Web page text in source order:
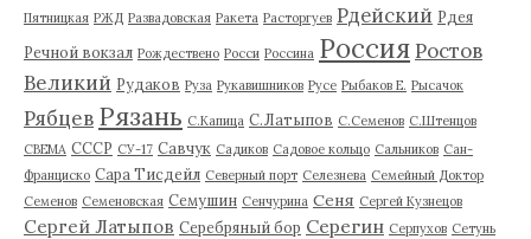
Пятницкая РЖД Развадовская Ракета Расторгуев Рдейский Рдея
Речной вокзал Рождествено Росси Россина Россия Ростов
Великий Рудаков Руза Рукавишников Русе Рыбаков Е. Рысачок
Рябцев Рязань С.Капица С.Латыпов С.Семенов С.Штенцов
СВЕМА СССР СУ-17 Савчук Садиков Садовое кольцо Сальников Сан-
Франциско Сара Тисдейл Северный порт Селезнева Семейный Доктор
Семенов Семеновская Семушин Сенчурина Сеня Сергей Кузнецов
Сергей Латыпов Серебряный бор Серегин Серпухов Сетунь